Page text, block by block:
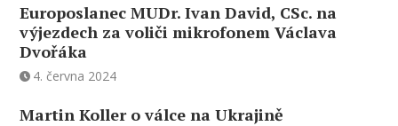
Europoslanec MUDr. Ivan David, CSc. na
výjezdech za voliči mikrofonem Václava
Dvořáka
4. června 2024
Martin Koller o válce na Ukrajině